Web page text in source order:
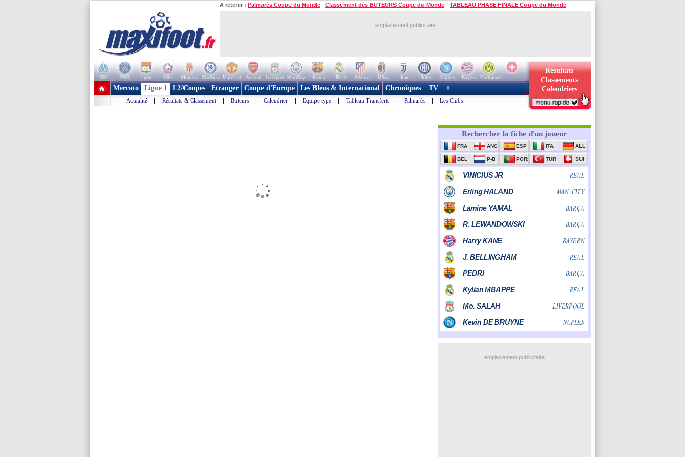
A retenir : Palmarès Coupe du Monde - Classement des BUTEURS Coupe du Monde - TABLEAU PHASE FINALE Coupe du Monde
emplacement publicitaire
OM PSG Lyon Lille Monaco Chelsea Man Utd Arsenal Liverpool ManCity Barca Real Atletico Milan Juve Inter Naples Bayern
Dortmund
+ de clubs
Résultats
Classements
Calendriers
Mercato Ligue 1 L2/Coupes Etranger Coupe d'Europe Les Bleus & International Chroniques TV +
Actualité | Résultats & Classement | Buteurs | Calendrier | Equipe type | Tableau Transferts | Palmarès | Les Clubs |
emplacement publicitaire